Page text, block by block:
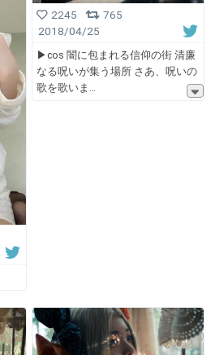
2245
765
2018/04/25
▶cos 闇に包まれる信仰の街 清廉
なる呪いが集う場所 さあ、呪いの
歌を歌いま